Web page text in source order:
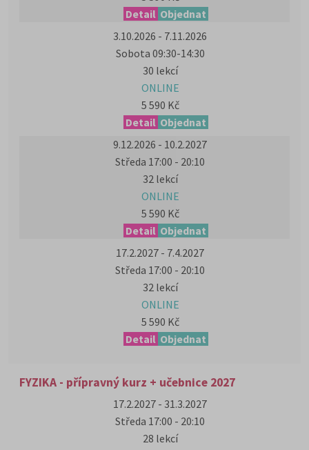
Detail Objednat
3.10.2026 - 7.11.2026
Sobota 09:30-14:30
30 lekcí
ONLINE
5 590 Kč
Detail Objednat
9.12.2026 - 10.2.2027
Středa 17:00 - 20:10
32 lekcí
ONLINE
5 590 Kč
Detail Objednat
17.2.2027 - 7.4.2027
Středa 17:00 - 20:10
32 lekcí
ONLINE
5 590 Kč
Detail Objednat
FYZIKA - přípravný kurz + učebnice 2027
17.2.2027 - 31.3.2027
Středa 17:00 - 20:10
28 lekcí